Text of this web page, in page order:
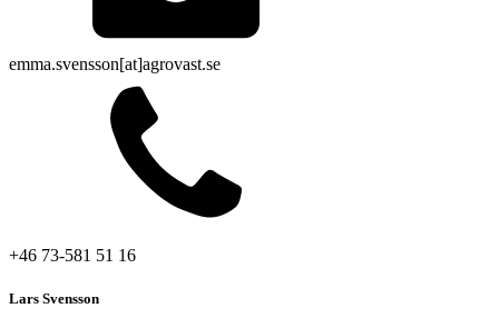
emma.svensson[at]agrovast.se
+46 73-581 51 16
Lars Svensson